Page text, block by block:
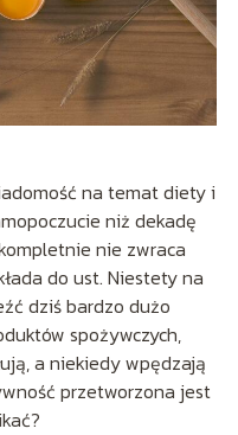
na temat diety i
niż dekadę
nie zwraca
do ust. Niestety na
dziś bardzo dużo
spożywczych,
a niekiedy wpędzają
przetworzona jest